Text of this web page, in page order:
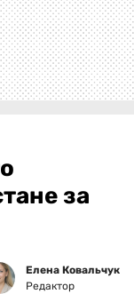
за
Елена Ковальчук
Редактор